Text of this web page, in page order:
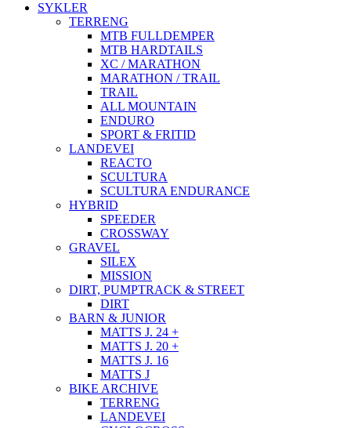
SYKLER
TERRENG
MTB FULLDEMPER
MTB HARDTAILS
XC / MARATHON
MARATHON / TRAIL
TRAIL
ALL MOUNTAIN
ENDURO
SPORT & FRITID
LANDEVEI
REACTO
SCULTURA
SCULTURA ENDURANCE
HYBRID
SPEEDER
CROSSWAY
GRAVEL
SILEX
MISSION
DIRT, PUMPTRACK & STREET
DIRT
BARN & JUNIOR
MATTS J. 24 +
MATTS J. 20 +
MATTS J. 16
MATTS J
BIKE ARCHIVE
TERRENG
LANDEVEI